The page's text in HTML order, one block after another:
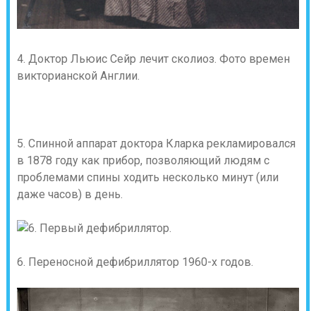
4. Доктор Льюис Сейр лечит сколиоз. Фото времен
викторианской Англии.
5. Спинной аппарат доктора Кларка рекламировался
в 1878 году как прибор, позволяющий людям с
проблемами спины ходить несколько минут (или
даже часов) в день.
6. Переносной дефибриллятор 1960-х годов.